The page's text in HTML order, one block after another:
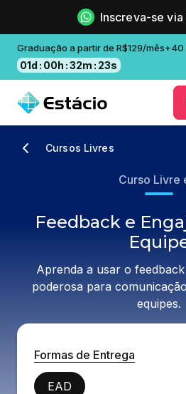
Inscreva-se via
Graduação a partir de R$129/
01d : 00h :32m : 23s
Cursos Livres
Curso Livre
Feedback e
Aprenda a usar o
poderosa para
equipes.
Formas de Entrega
EAD